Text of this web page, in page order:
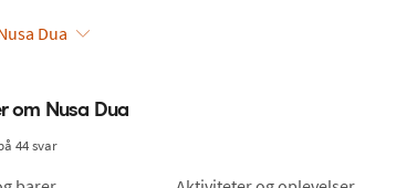
Dua
om Nusa Dua
44 svar
gæster: 4.6/5